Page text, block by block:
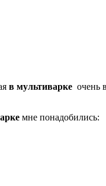
в мультиваркеочень
мне понадобились: